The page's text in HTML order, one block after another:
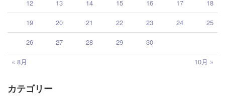
« 8月 10月 »
12 13 14 15 16 17 18
19 20 21 22 23 24 25
26 27 28 29 30
カテゴリー